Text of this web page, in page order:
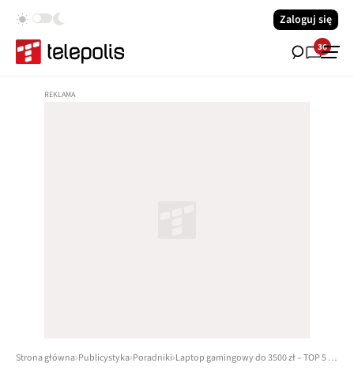
Zaloguj się
36
Strona główna Publicystyka Poradniki Laptop gamingowy do 3500 zł – TOP 5 na listopad 2021